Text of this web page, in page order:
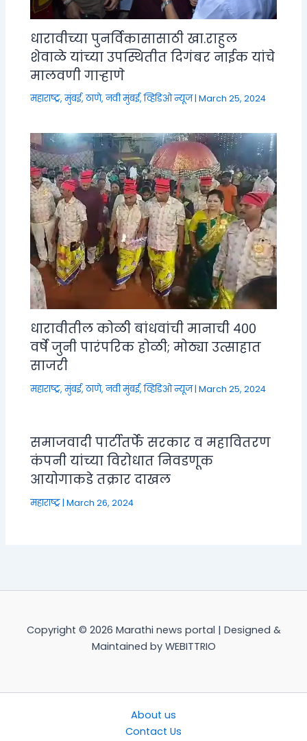
धारावीच्या पुनर्विकासासाठी खा.राहुल
शेवाळे यांच्या उपस्थितीत दिगंबर नाईक यांचे
मालवणी गाऱ्हाणे
महाराष्ट्र,मुंबई, ठाणे, नवी मुंबई,व्हिडिओ न्यूज|March 25, 2024
धारावीतील कोळी बांधवांची मानाची ४००
वर्षे जुनी पारंपरिक होळी; मोठ्या उत्साहात
साजरी
महाराष्ट्र,मुंबई, ठाणे, नवी मुंबई,व्हिडिओ न्यूज|March 25, 2024
समाजवादी पार्टीतर्फे सरकार व महावितरण
कंपनी यांच्या विरोधात निवडणूक
आयोगाकडे तक्रार दाखल
महाराष्ट्र|March 26, 2024
Copyright © 2026 Marathi news portal | Designed &
Maintained by WEBITTRIO
About us
Contact Us